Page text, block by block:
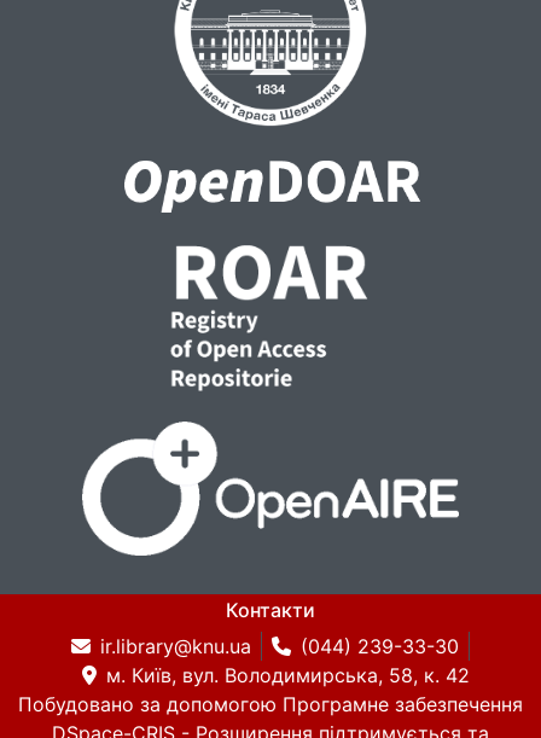
Контакти
ir.library@knu.ua
(044) 239-33-30
м. Київ, вул. Володимирська, 58, к. 42
Побудовано за допомогою Програмне забезпечення
DSpace-CRIS - Розширення підтримується та